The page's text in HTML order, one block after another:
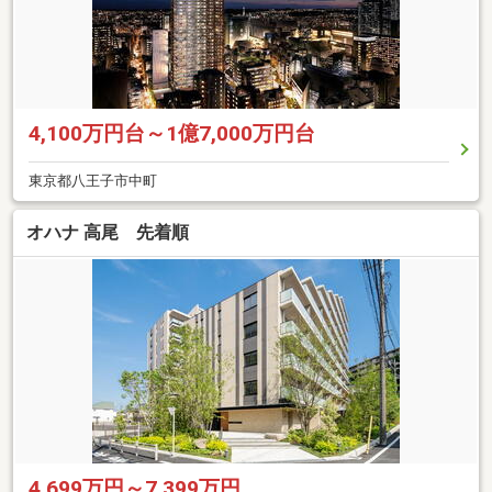
4,100万円台～1億7,000万円台
東京都八王子市中町
オハナ 高尾 先着順